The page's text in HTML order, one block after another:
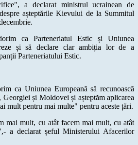
a declarat ministrul ucrainean de
așteptările Kievului de la Summitul
ca Parteneriatul Estic și Uniunea
și să declare clar ambiția lor de a
Parteneriatului Estic.
ca Uniunea Europeană să recunoască
și Moldovei și așteptăm aplicarea
mult pentru mai multe" pentru aceste țări.
mai mult, cu atât facem mai mult, cu atât
a declarat șeful Ministerului Afacerilor